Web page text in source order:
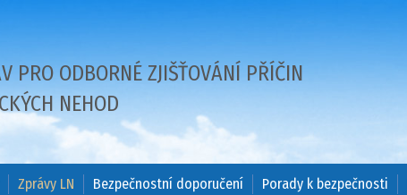
PRO ODBORNÉ ZJIŠŤOVÁNÍ PŘÍČIN
NEHOD
Zprávy LN Bezpečnostní doporučení Porady k bezpečnosti